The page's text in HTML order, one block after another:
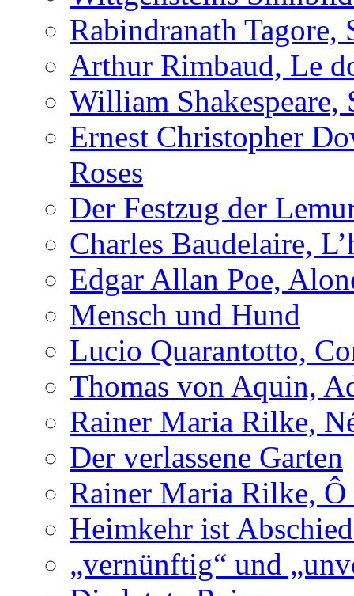
Rabindranath
Arthur Rimbaud, Le
William Shakespeare,
Ernest Christopher
Roses
Der Festzug der
Charles Baudelaire,
Edgar Allan Poe,
Mensch und Hund
Lucio Quarantotto,
Thomas von Aquin,
Rainer Maria Rilke,
Der verlassene Garten
Rainer Maria Rilke, Ô
Heimkehr ist
„vernünftig“ und